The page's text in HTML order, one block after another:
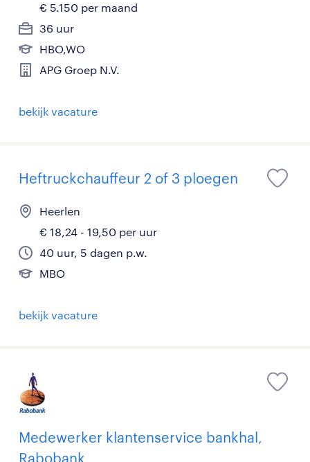
€ 5.150 per maand
36 uur
HBO,WO
APG Groep N.V.
bekijk vacature
Heftruckchauffeur 2 of 3 ploegen
Heerlen
€ 18,24 - 19,50 per uur
40 uur, 5 dagen p.w.
MBO
bekijk vacature
Medewerker klantenservice bankhal,
Rabobank